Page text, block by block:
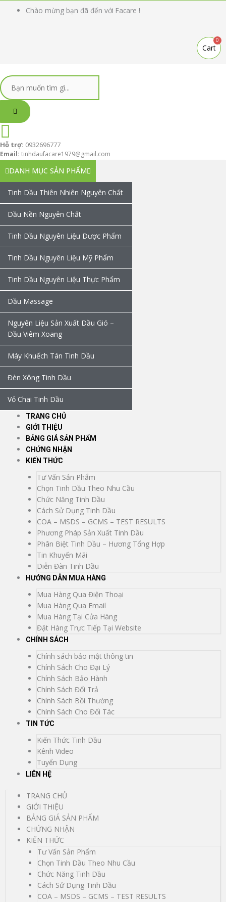
Chào mừng bạn đã đến với Facare !
0
Cart
Hỗ trợ: 0932696777
Email: tinhdaufacare1979@gmail.com
DANH MỤC SẢN PHẨM
Tinh Dầu Thiên Nhiên Nguyên Chất
Dầu Nền Nguyên Chất
Tinh Dầu Nguyên Liệu Dược Phẩm
Tinh Dầu Nguyên Liệu Mỹ Phẩm
Tinh Dầu Nguyên Liệu Thực Phẩm
Dầu Massage
Nguyên Liệu Sản Xuất Dầu Gió –
Dầu Viêm Xoang
Máy Khuếch Tán Tinh Dầu
Đèn Xông Tinh Dầu
Vỏ Chai Tinh Dầu
TRANG CHỦ
GIỚI THIỆU
BẢNG GIÁ SẢN PHẨM
CHỨNG NHẬN
KIẾN THỨC
Tư Vấn Sản Phẩm
Chọn Tinh Dầu Theo Nhu Cầu
Chức Năng Tinh Dầu
Cách Sử Dụng Tinh Dầu
COA – MSDS – GCMS – TEST RESULTS
Phương Pháp Sản Xuất Tinh Dầu
Phân Biệt Tinh Dầu – Hương Tổng Hợp
Tin Khuyến Mãi
Diễn Đàn Tinh Dầu
HƯỚNG DẪN MUA HÀNG
Mua Hàng Qua Điện Thoại
Mua Hàng Qua Email
Mua Hàng Tại Cửa Hàng
Đặt Hàng Trực Tiếp Tại Website
CHÍNH SÁCH
Chính sách bảo mật thông tin
Chính Sách Cho Đại Lý
Chính Sách Bảo Hành
Chính Sách Đổi Trả
Chính Sách Bồi Thường
Chính Sách Cho Đối Tác
TIN TỨC
Kiến Thức Tinh Dầu
Kênh Video
Tuyển Dụng
LIÊN HỆ
TRANG CHỦ
GIỚI THIỆU
BẢNG GIÁ SẢN PHẨM
CHỨNG NHẬN
KIẾN THỨC
Tư Vấn Sản Phẩm
Chọn Tinh Dầu Theo Nhu Cầu
Chức Năng Tinh Dầu
Cách Sử Dụng Tinh Dầu
COA – MSDS – GCMS – TEST RESULTS
phẩm
Các
tùy
chọn
trên
trang
sản
phẩm
phẩm
Các
tùy
chọn
trên
trang
sản
phẩm